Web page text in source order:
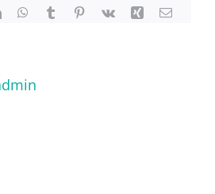
LinkedInWhatsApp
TumblrPinterest
Vk Xing E-